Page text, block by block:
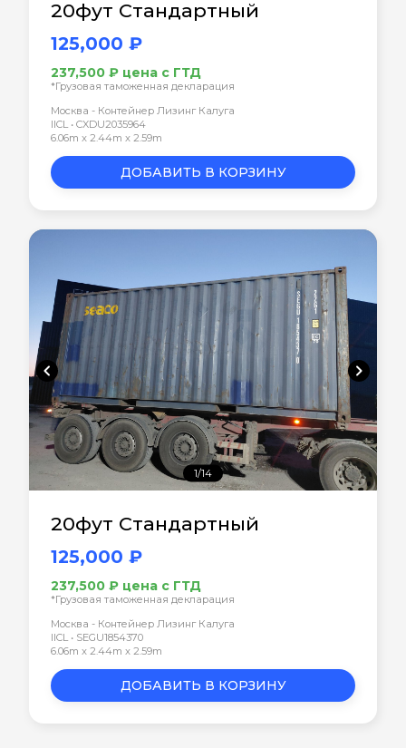
20фут Стандартный
125,000 ₽
237,500 ₽ цена с ГТД
*Грузовая таможенная декларация
Москва - Контейнер Лизинг Калуга
IICL • CXDU2035964
6.06m x 2.44m x 2.59m
ДОБАВИТЬ В КОРЗИНУ
chevron_left chevron_right
1/14
20фут Стандартный
125,000 ₽
237,500 ₽ цена с ГТД
*Грузовая таможенная декларация
Москва - Контейнер Лизинг Калуга
IICL • SEGU1854370
6.06m x 2.44m x 2.59m
ДОБАВИТЬ В КОРЗИНУ